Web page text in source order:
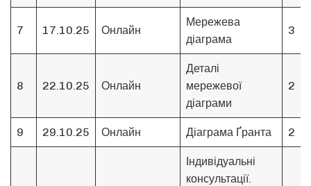
7 17.10.25 Онлайн
Мережева
діаграма
3
8 22.10.25 Онлайн
Деталі
мережевої
діаграми
2
9 29.10.25 Онлайн Діаграма Ґранта 2
Індивідуальні
консультації.